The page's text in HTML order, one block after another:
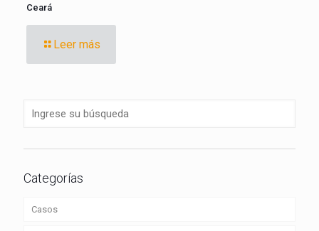
Ceará
Leer más
Categorías
Casos